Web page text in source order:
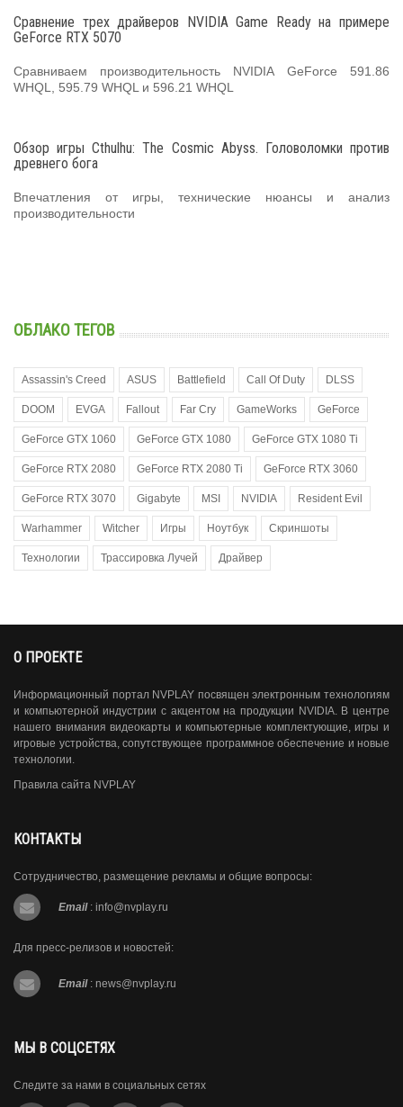
Сравнение трех драйверов NVIDIA Game Ready на примере
GeForce RTX 5070
Сравниваем производительность NVIDIA GeForce 591.86
WHQL, 595.79 WHQL и 596.21 WHQL
Обзор игры Cthulhu: The Cosmic Abyss. Головоломки против
древнего бога
Впечатления от игры, технические нюансы и анализ
производительности
ОБЛАКО ТЕГОВ
Assassin's Creed ASUS Battlefield Call Of Duty DLSS
DOOM EVGA Fallout Far Cry GameWorks GeForce
GeForce GTX 1060 GeForce GTX 1080 GeForce GTX 1080 Ti
GeForce RTX 2080 GeForce RTX 2080 Ti GeForce RTX 3060
GeForce RTX 3070 Gigabyte MSI NVIDIA Resident Evil
Warhammer Witcher Игры Ноутбук Скриншоты
Технологии Трассировка Лучей Драйвер
О ПРОЕКТЕ
Информационный портал NVPLAY посвящен электронным технологиям
и компьютерной индустрии с акцентом на продукции NVIDIA. В центре
нашего внимания видеокарты и компьютерные комплектующие, игры и
игровые устройства, сопутствующее программное обеспечение и новые
технологии.
Правила сайта NVPLAY
КОНТАКТЫ
Сотрудничество, размещение рекламы и общие вопросы:
Email : info@nvplay.ru
Для пресс-релизов и новостей:
Email : news@nvplay.ru
МЫ В СОЦСЕТЯХ
Следите за нами в социальных сетях